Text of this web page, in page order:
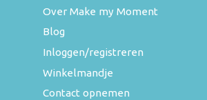
Over Make my Moment
Blog
Inloggen/registreren
Winkelmandje
Contact opnemen